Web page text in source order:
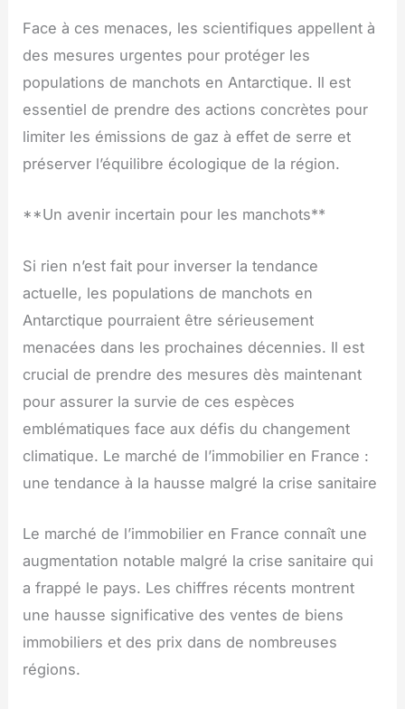
Face à ces menaces, les scientifiques appellent à
des mesures urgentes pour protéger les
populations de manchots en Antarctique. Il est
essentiel de prendre des actions concrètes pour
limiter les émissions de gaz à effet de serre et
préserver l’équilibre écologique de la région.
**Un avenir incertain pour les manchots**
Si rien n’est fait pour inverser la tendance
actuelle, les populations de manchots en
Antarctique pourraient être sérieusement
menacées dans les prochaines décennies. Il est
crucial de prendre des mesures dès maintenant
pour assurer la survie de ces espèces
emblématiques face aux défis du changement
climatique. Le marché de l’immobilier en France :
une tendance à la hausse malgré la crise sanitaire
Le marché de l’immobilier en France connaît une
augmentation notable malgré la crise sanitaire qui
a frappé le pays. Les chiffres récents montrent
une hausse significative des ventes de biens
immobiliers et des prix dans de nombreuses
régions.